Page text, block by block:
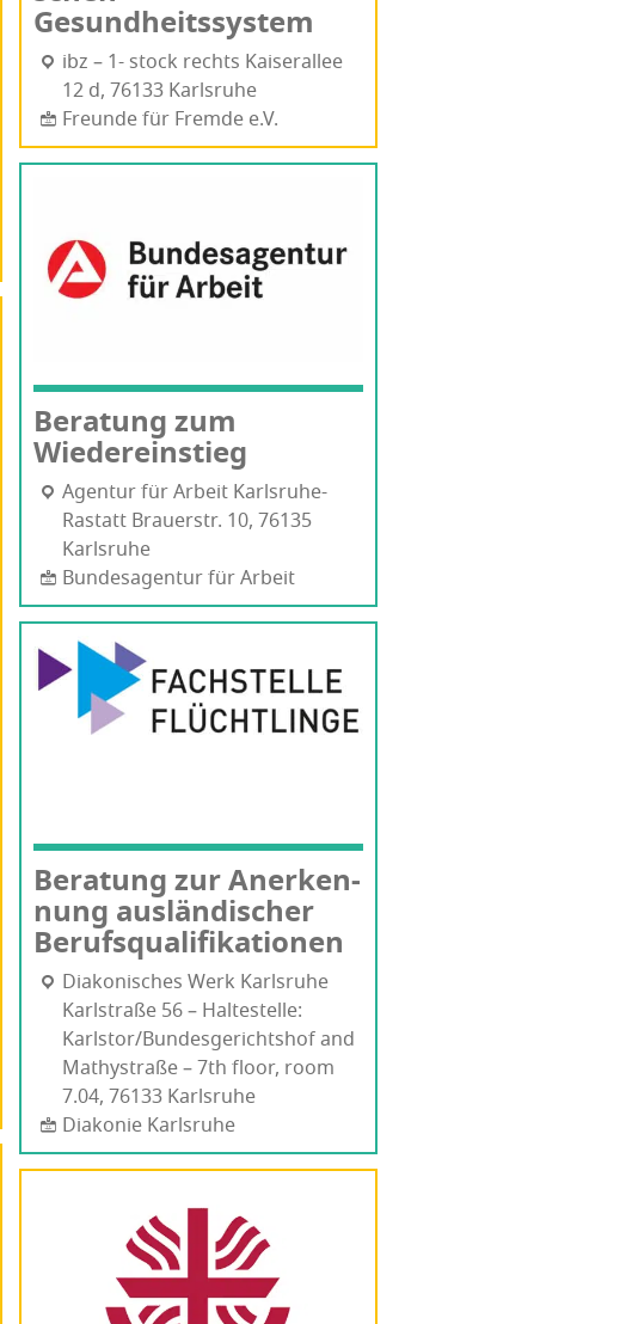
Gesundheitssystem
ibz – 1- stock rechts Kai­ser­al­lee
12 d, 76133 Karls­ru­he
Freunde für Fremde e.V.
Bera­tung zum
Wiedereinstieg
Agen­tur für Arbeit Karlsruhe-
Rastatt Brau­er­str. 10, 76135
Karls­ru­he
Bundesagentur für Arbeit
Bera­tung zur Aner­ken­
nung aus­län­di­scher
Berufsqualifikationen
Dia­ko­ni­sches Werk Karlsruhe
Karl­stra­ße 56 – Hal­te­stel­le:
Karlstor/Bundesgerichtshof and
Mathy­stra­ße – 7th flo­or, room
7.04, 76133 Karls­ru­he
Diakonie Karlsruhe